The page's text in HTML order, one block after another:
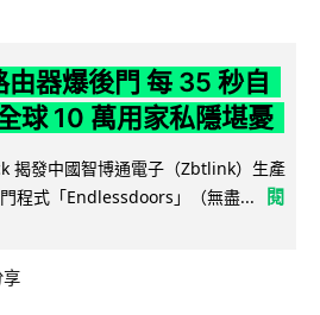
器爆後門 每 35 秒自
球 10 萬用家私隱堪憂
揭發中國智博通電子（Zbtlink）生產
程式「Endlessdoors」（無盡...
閱